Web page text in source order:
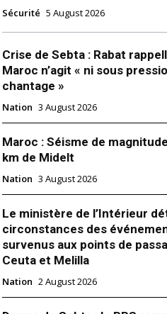
Sécurité 5 August 2026
Crise de Sebta : Rabat
Maroc n’agit « ni sous
chantage »
Nation 3 August 2026
Maroc : Séisme de
km de Midelt
Nation 3 August 2026
Le ministère de l’Intérieur
circonstances des
survenus aux points de
Ceuta et Melilla
Nation 2 August 2026